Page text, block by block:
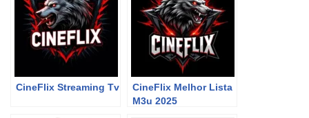
CineFlix Streaming Tv
CineFlix Melhor Lista
M3u 2025